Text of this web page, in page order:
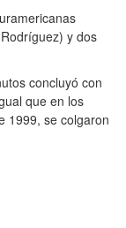
y dos
concluyó con
que en los
1999, se colgaron